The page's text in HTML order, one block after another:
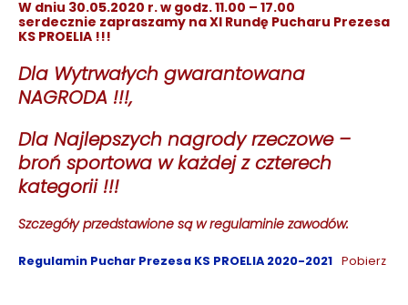
W dniu 30.05.2020 r. w godz. 11.00 – 17.00
serdecznie zapraszamy na XI Rundę Pucharu Prezesa
KS PROELIA !!!
Dla Wytrwałych gwarantowana
NAGRODA !!!,
Dla Najlepszych nagrody rzeczowe –
broń sportowa w każdej z czterech
kategorii !!!
Szczegóły przedstawione są w regulaminie zawodów:
Regulamin Puchar Prezesa KS PROELIA 2020-2021 Pobierz